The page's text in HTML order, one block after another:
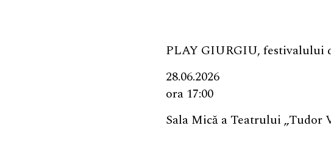
PLAY GIURGIU, festivalului
28.06.2026
ora 17:00
Sala Mică a Teatrului „Tudor